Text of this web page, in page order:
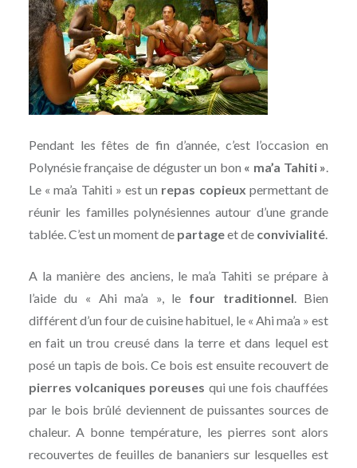
Pendant les fêtes de fin d’année, c’est l’occasion en
Polynésie française de déguster un bon « ma’a Tahiti ».
Le « ma’a Tahiti » est un repas copieux permettant de
réunir les familles polynésiennes autour d’une grande
tablée. C’est un moment de partageet de convivialité.
A la manière des anciens, le ma’a Tahiti se prépare à
l’aide du « Ahi ma’a », le four traditionnel. Bien
différent d’un four de cuisine habituel, le « Ahi ma’a » est
en fait un trou creusé dans la terre et dans lequel est
posé un tapis de bois. Ce bois est ensuite recouvert de
pierres volcaniques poreuses qui une fois chauffées
par le bois brûlé deviennent de puissantes sources de
chaleur. A bonne température, les pierres sont alors
recouvertes de feuilles de bananiers sur lesquelles est